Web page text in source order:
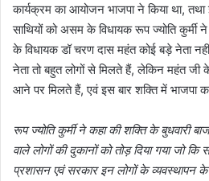
कार्यक्रम का आयोजन भाजपा ने किया था,
साथियों को असम के विधायक रूप ज्योति कुर्मी
के विधायक डॉ चरण दास महंत कोई बड़े नेता
नेता तो बहुत लोगों से मिलते हैं, लेकिन महंत जी
आने पर मिलते हैं, एवं इस बार शक्ति में भाजपा
रूप ज्योति कुर्मी ने कहा की शक्ति के बुधवारी
वाले लोगों की दुकानों को तोड़ दिया गया जो
प्रशासन एवं सरकार इन लोगों के व्यवस्थापन